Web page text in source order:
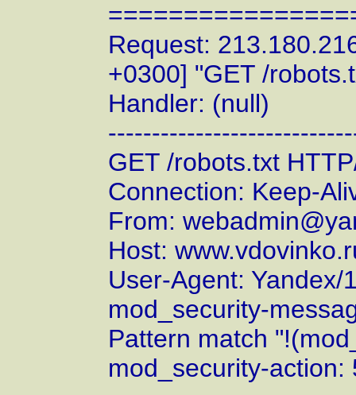
Request:
+0300] "GET /
Handler: (null)
GET /robots.txt
Connection: Keep-
From:
Host:
User-Agent:
mod_security-
Pattern match
mod_security-action: